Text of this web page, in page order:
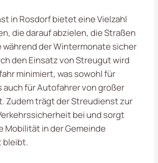
in Rosdorf bietet eine Vielzahl
die darauf abzielen, die Straßen
während der Wintermonate sicher
den Einsatz von Streugut wird
minimiert, was sowohl für
auch für Autofahrer von großer
Zudem trägt der Streudienst zur
bei und sorgt
Mobilität in der Gemeinde
bleibt.